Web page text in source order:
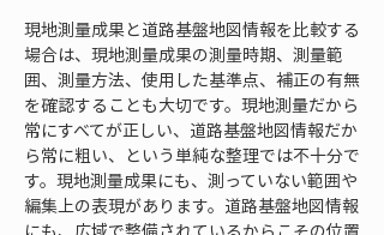
現地測量成果と道路基盤地図情報を比較する
場合は、現地測量成果の測量時期、測量範
囲、測量方法、使用した基準点、補正の有無
を確認することも大切です。現地測量だから
常にすべてが正しい、道路基盤地図情報だか
ら常に粗い、という単純な整理では不十分で
す。現地測量成果にも、測っていない範囲や
編集上の表現があります。道路基盤地図情報
にも、広域で整備されているからこその位置